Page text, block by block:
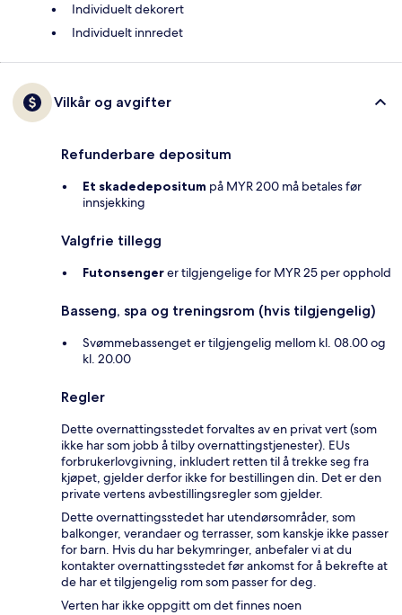
Individuelt dekorert
Individuelt innredet
Vilkår og avgifter
Refunderbare depositum
Et skadedepositum på MYR 200 må betales før
innsjekking
Valgfrie tillegg
Futonsengerer tilgjengelige for MYR 25 per opphold
Basseng, spa og treningsrom (hvis tilgjengelig)
Svømmebassenget er tilgjengelig mellom kl. 08.00 og
kl. 20.00
Regler
Dette overnattingsstedet forvaltes av en privat vert (som
ikke har som jobb å tilby overnattingstjenester). EUs
forbrukerlovgivning, inkludert retten til å trekke seg fra
kjøpet, gjelder derfor ikke for bestillingen din. Det er den
private vertens avbestillingsregler som gjelder.
Dette overnattingsstedet har utendørsområder, som
balkonger, verandaer og terrasser, som kanskje ikke passer
for barn. Hvis du har bekymringer, anbefaler vi at du
kontakter overnattingsstedet før ankomst for å bekrefte at
de har et tilgjengelig rom som passer for deg.
Verten har ikke oppgitt om det finnes noen